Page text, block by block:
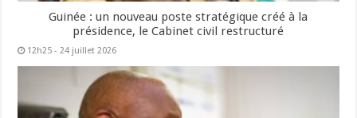
Guinée : un nouveau poste stratégique créé à la
présidence, le Cabinet civil restructuré
12h25 - 24 juillet 2026